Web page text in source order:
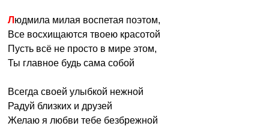
Людмила милая воспетая поэтом,
Все восхищаются твоею красотой
Пусть всё не просто в мире этом,
Ты главное будь сама собой
Всегда своей улыбкой нежной
Радуй близких и друзей
Желаю я любви тебе безбрежной